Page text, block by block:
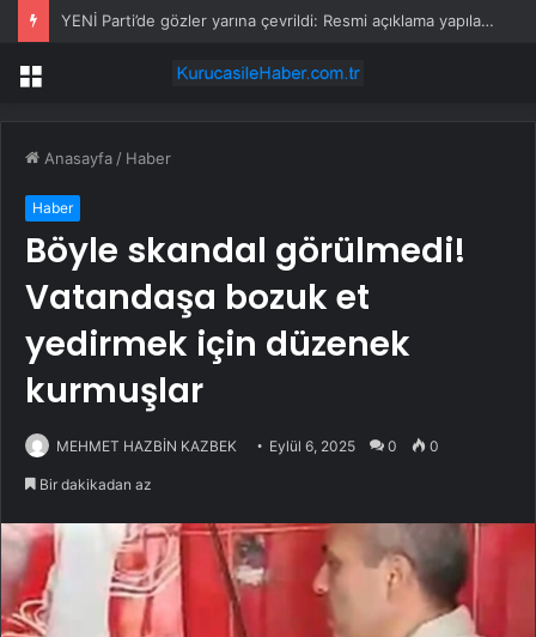
YENİ Parti’de gözler yarına çevrildi: Resmi açıklama yapılacak
Menü
Anasayfa / Haber
Haber
Böyle skandal görülmedi!
Vatandaşa bozuk et
yedirmek için düzenek
kurmuşlar
MEHMET HAZBİN KAZBEK Eylül 6, 2025 0 0
Bir dakikadan az